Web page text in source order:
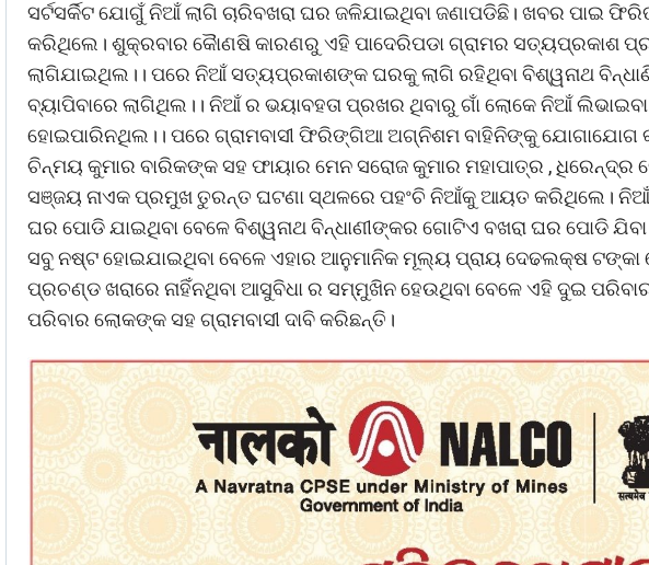
ସର୍ଟସର୍କିଟ ଯୋଗୁଁ ନିଆଁ ଲାଗି ଚାରିବଖରା ଘର ଜଳିଯାଇଥିବା ଜଣାପଡିଛି। ଖବର ପାଇ
କରିଥିଲେ। ଶୁକ୍ରବାର କୈାଣଷି କାରଣରୁ ଏହି ପାଦେରିପଡା ଗ୍ରାମର ସତ୍ୟପ୍ରକାଶ
ଲାଗିଯାଇଥିଲ।। ପରେ ନିଆଁ ସତ୍ୟପ୍ରକାଶଙ୍କ ଘରକୁ ଲାଗି ରହିଥିବା ବିଶ୍ୱନାଥ
ବ୍ୟାପିବାରେ ଲାଗିଥିଲ।। ନିଆଁ ର ଭୟାବହତା ପ୍ରଖର ଥିବାରୁ ଗାଁ ଲୋକେ ନିଆଁ
ହୋଇପାରିନଥିଲ।। ପରେ ଗ୍ରାମବାସୀ ଫିରିଙ୍ଗିଆ ଅଗ୍ନିଶମ ବାହିନିଙ୍କୁ
ଚିନ୍ମୟ କୁମାର ବାରିକଙ୍କ ସହ ଫାୟାର ମେନ ସରୋଜ କୁମାର ମହାପାତ୍ର , ଧିରେନ୍ଦ୍ର
ସଞ୍ଜୟ ନାଏକ ପ୍ରମୁଖ ତୁରନ୍ତ ଘଟଣା ସ୍ଥଳରେ ପହଂଚି ନିଆଁକୁ ଆୟତ କରିଥିଲେ। ନିଆଁ
ଘର ପୋଡି ଯାଇଥିବା ବେଳେ ବିଶ୍ୱନାଥ ବିନ୍ଧାଣୀଙ୍କର ଗୋଟିଏ ବଖରା ଘର ପୋଡି ଯିବା
ସବୁ ନଷ୍ଟ ହୋଇଯାଇଥିବା ବେଳେ ଏହାର ଆନୁମାନିକ ମୂଲ୍ୟ ପ୍ରାୟ ଦେଢଲକ୍ଷ ଟଙ୍କା
ପ୍ରଚଣ୍ଡ ଖରାରେ ନାହିଁନଥିବା ଆସୁବିଧା ର ସମ୍ମୁଖିନ ହେଉଥିବା ବେଳେ ଏହି ଦୁଇ
ପରିବାର ଲୋକଙ୍କ ସହ ଗ୍ରାମବାସୀ ଦାବି କରିଛନ୍ତି।